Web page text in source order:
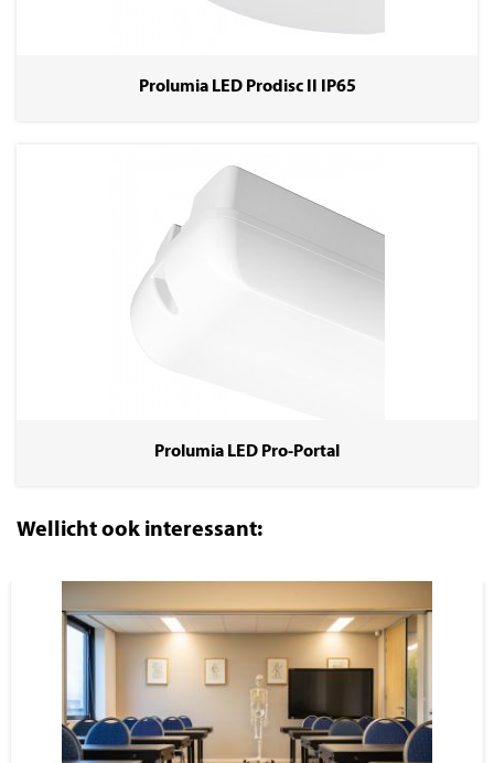
Prolumia LED Prodisc II IP65
Prolumia LED Pro-Portal
Wellicht ook interessant: